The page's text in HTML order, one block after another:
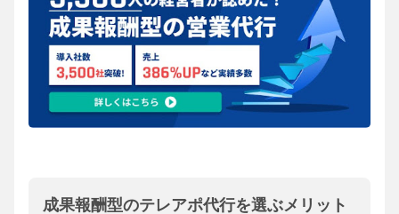
成果報酬型のテレアポ代行を選ぶメリット